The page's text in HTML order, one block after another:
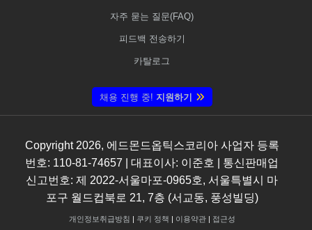
자주 묻는 질문(FAQ)
피드백 전송하기
카탈로그
채용 진행 중! 지원하기
Copyright 2026, 에드몬드옵틱스코리아 사업자 등록
번호: 110-81-74657 | 대표이사: 이준호 | 통신판매업
신고번호: 제 2022-서울마포-0965호, 서울특별시 마
포구 월드컵북로 21, 7층 (서교동, 풍성빌딩)
개인정보취급방침 | 쿠키 정책 | 이용약관| 접근성